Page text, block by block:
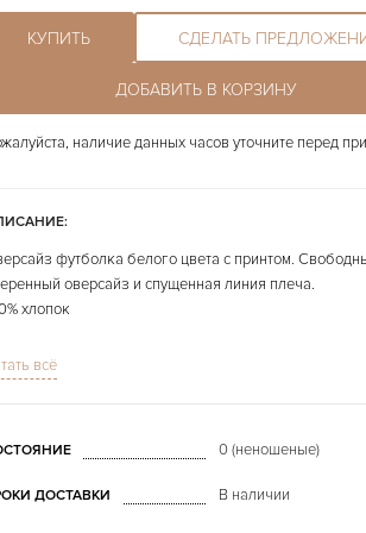
КУПИТЬ СДЕЛАТЬ
ДОБАВИТЬ В КОРЗИНУ
наличие данных часов уточните перед
футболка белого цвета с принтом.
оверсайз и спущенная линия плеча.
хлопок
размеры M
всё
0 (неношеные)
ДОСТАВКИ В наличии